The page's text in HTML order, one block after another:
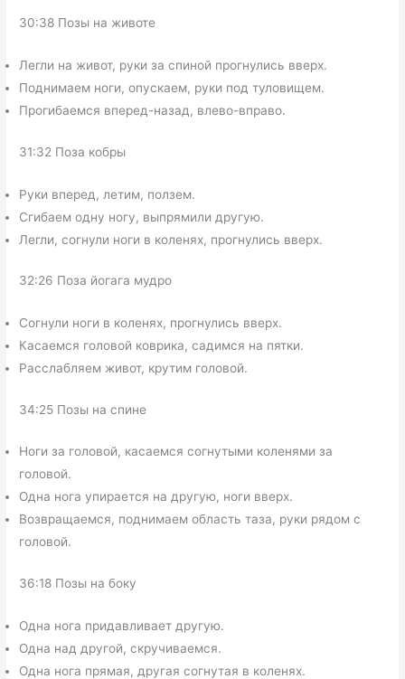
30:38 Позы на животе
Легли на живот, руки за спиной прогнулись вверх.
Поднимаем ноги, опускаем, руки под туловищем.
Прогибаемся вперед-назад, влево-вправо.
31:32 Поза кобры
Руки вперед, летим, ползем.
Сгибаем одну ногу, выпрямили другую.
Легли, согнули ноги в коленях, прогнулись вверх.
32:26 Поза йогага мудро
Согнули ноги в коленях, прогнулись вверх.
Касаемся головой коврика, садимся на пятки.
Расслабляем живот, крутим головой.
34:25 Позы на спине
Ноги за головой, касаемся согнутыми коленями за
головой.
Одна нога упирается на другую, ноги вверх.
Возвращаемся, поднимаем область таза, руки рядом с
головой.
36:18 Позы на боку
Одна нога придавливает другую.
Одна над другой, скручиваемся.
Одна нога прямая, другая согнутая в коленях.